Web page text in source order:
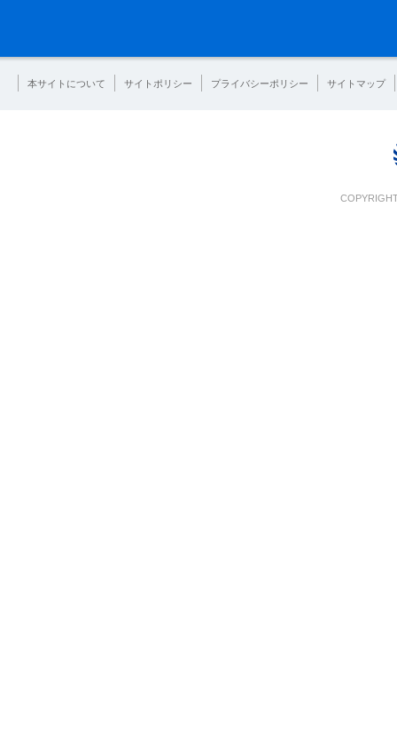
本サイトについて サイトポリシー プライバシーポリシー サイトマップ